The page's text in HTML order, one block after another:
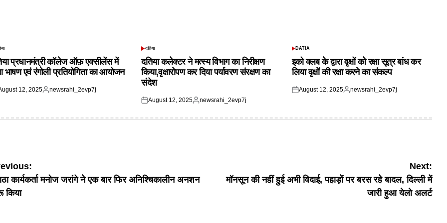
प्रधानमंत्री कॉलेज ऑफ़ एक्सीलेंस में
एवं रंगोली प्रतियोगिता का आयोजन
12, 2025
Posted
newsrahi_2evp7j
POSTED
दतिया
दतिया कलेक्टर ने मत्स्य विभाग का निरीक्षण
किया,वृक्षारोपण कर दिया पर्यावरण संरक्षण का
संदेश
Posted
August 12, 2025
Posted
newsrahi_2evp7j
POSTED
DATIA
इको क्लब के द्वारा वृक्षों को रक्षा सूत्र बांध कर
लिया वृक्षों की रक्षा करने का संकल्प
Posted
August 12, 2025
Posted
newsrahi_2evp7j
कार्यकर्ता मनोज जरांगे ने एक बार फिर अनिश्चिकालीन अनशन
किया
Next:
मॉनसून की नहीं हुई अभी विदाई, पहाड़ों पर बरस रहे बादल, दिल्ली में
जारी हुआ येलो अलर्ट